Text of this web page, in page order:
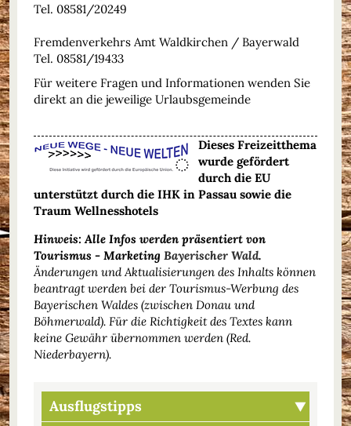
Tel. 08581/20249
Fremdenverkehrs Amt Waldkirchen / Bayerwald
Tel. 08581/19433
Für weitere Fragen und Informationen wenden Sie
direkt an die jeweilige Urlaubsgemeinde
Dieses Freizeitthema
wurde gefördert
durch die EU
unterstützt durch die IHK in Passau sowie die
Traum Wellnesshotels
Hinweis: Alle Infos werden präsentiert von
Tourismus - Marketing Bayerischer Wald.
Änderungen und Aktualisierungen des Inhalts können
beantragt werden bei der Tourismus-Werbung des
Bayerischen Waldes (zwischen Donau und
Böhmerwald). Für die Richtigkeit des Textes kann
keine Gewähr übernommen werden (Red.
Niederbayern).
Ausflugstipps